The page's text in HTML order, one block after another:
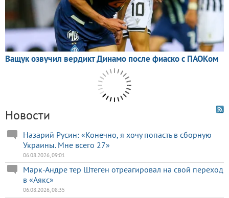
Новости
Назарий Русин: «Конечно, я хочу попасть в сборную
Украины. Мне всего 27»
06.08.2026, 09:01
Марк-Андре тер Штеген отреагировал на свой переход
в «Аякс»
06.08.2026, 08:35